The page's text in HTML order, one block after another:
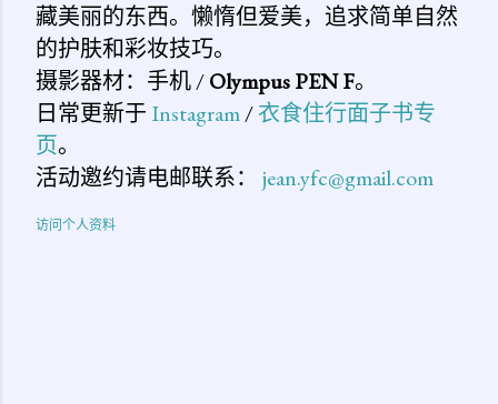
藏美丽的东西。懒惰但爱美，追求简单自然
的护肤和彩妆技巧。
摄影器材：手机 /Olympus PEN F。
日常更新于 Instagram/衣食住行面子书专
页。
活动邀约请电邮联系： jean.yfc@gmail.com
访问个人资料